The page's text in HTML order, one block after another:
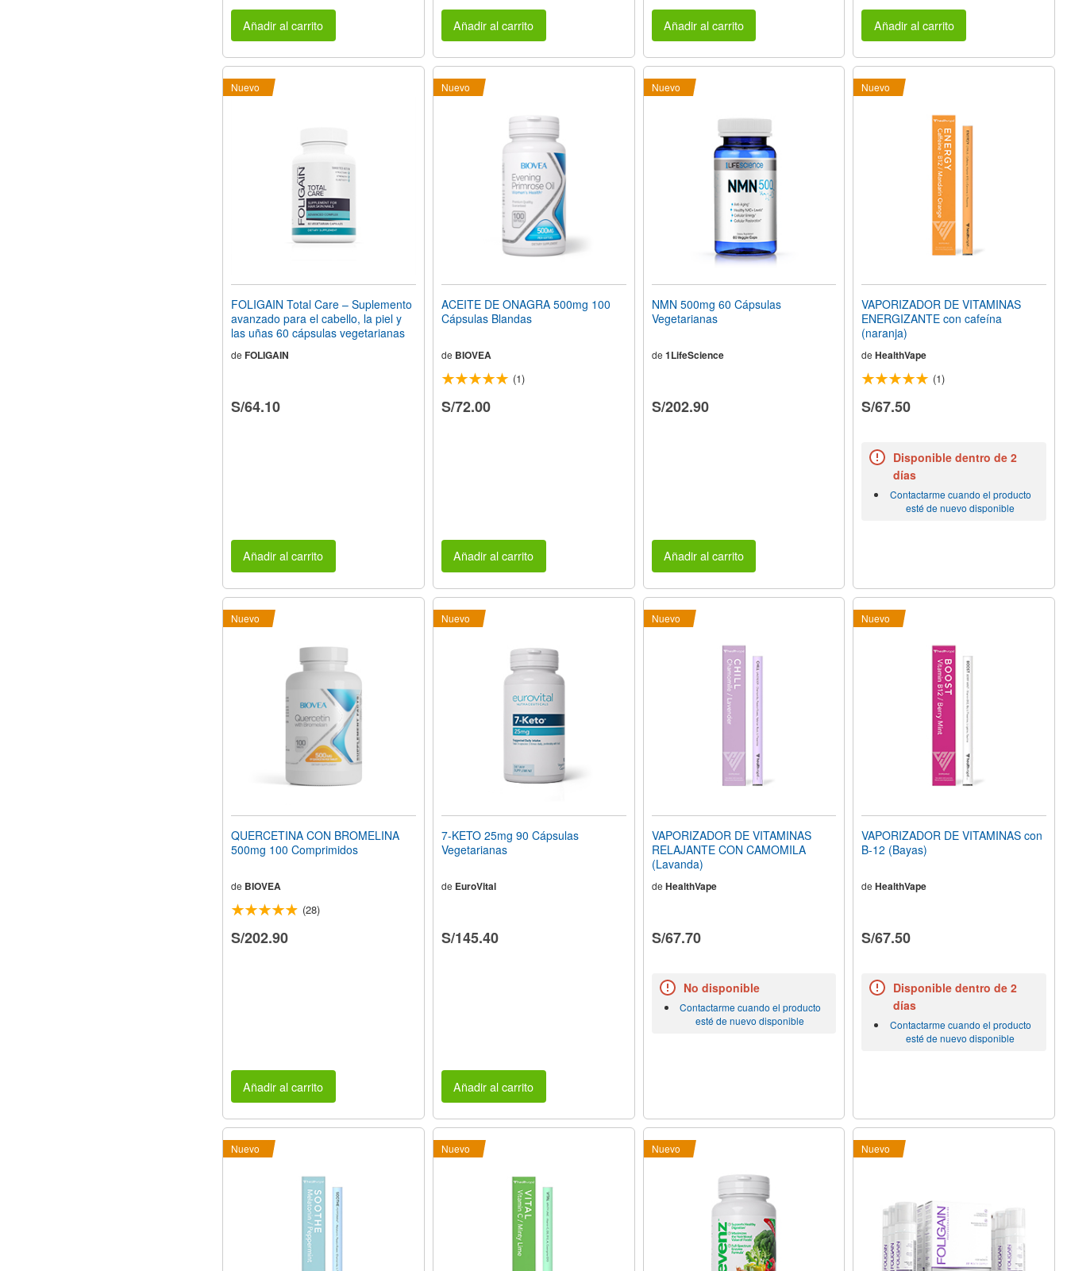
Añadir al carrito Añadir al carrito Añadir al carrito Añadir al carrito
Nuevo
FOLIGAIN Total Care – Suplemento
avanzado para el cabello, la piel y
las uñas 60 cápsulas vegetarianas
de FOLIGAIN
S/64.10
Añadir al carrito
Nuevo
ACEITE DE ONAGRA 500mg 100
Cápsulas Blandas
de BIOVEA
(1)
S/72.00
Añadir al carrito
Nuevo
NMN 500mg 60 Cápsulas
Vegetarianas
de 1LifeScience
S/202.90
Añadir al carrito
Nuevo
VAPORIZADOR DE VITAMINAS
ENERGIZANTE con cafeína
(naranja)
de HealthVape
(1)
S/67.50
Disponible dentro de 2
días
Contactarme cuando el producto
esté de nuevo disponible
Nuevo
QUERCETINA CON BROMELINA
500mg 100 Comprimidos
de BIOVEA
(28)
S/202.90
Añadir al carrito
Nuevo
7-KETO 25mg 90 Cápsulas
Vegetarianas
de EuroVital
S/145.40
Añadir al carrito
Nuevo
VAPORIZADOR DE VITAMINAS
RELAJANTE CON CAMOMILA
(Lavanda)
de HealthVape
S/67.70
No disponible
Contactarme cuando el producto
esté de nuevo disponible
Nuevo
VAPORIZADOR DE VITAMINAS con
B-12 (Bayas)
de HealthVape
S/67.50
Disponible dentro de 2
días
Contactarme cuando el producto
esté de nuevo disponible
Nuevo Nuevo Nuevo Nuevo